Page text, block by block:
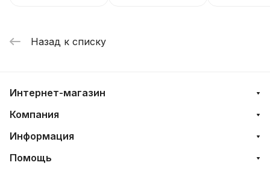
Назад к списку
Интернет-магазин
Компания
Информация
Помощь